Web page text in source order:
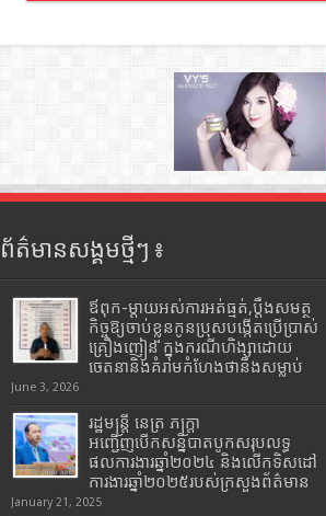
ព័ត៌មានសង្គមថ្មីៗ ៖
ឪពុក-ម្ដាយអស់ការអត់ធ្មត់,ប្ដឹងសមត្ថ
កិច្ចឱ្យចាប់ខ្លួនកូនប្រុសបង្កើតប្រើប្រាស់
គ្រឿងញៀន ក្នុងករណីហិង្សាដោយ
ចេតនានិងគំរាមកំហែងថានឹងសម្លាប់
June 3, 2026
រដ្ឋមន្រ្តី​ នេត្រ​ ភក្ត្រា​
អញ្ជើញបើកសន្និបាតបូកសរុបលទ្ធ
ផលការងារឆ្នាំ២០២៤ និងលើកទិសដៅ
ការងារឆ្នាំ២០២៥របស់​ក្រសួង​ព័ត៌មាន​
January 21, 2025